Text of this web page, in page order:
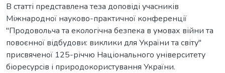
В статті представлена теза доповіді учасників
Міжнародної науково-практичної конференції
"Продовольча та екологічна безпека в умовах війни та
повоєнної відбудови: виклики для України та світу"
присвяченої 125-річчю Національного університету
біоресурсів і природокористування України.